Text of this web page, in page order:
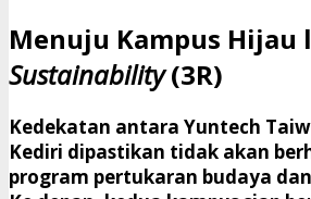
​Menuju Kampus Hijau
Sustainability(3R)
​Kedekatan antara Yuntech
Kediri dipastikan tidak akan
program pertukaran budaya